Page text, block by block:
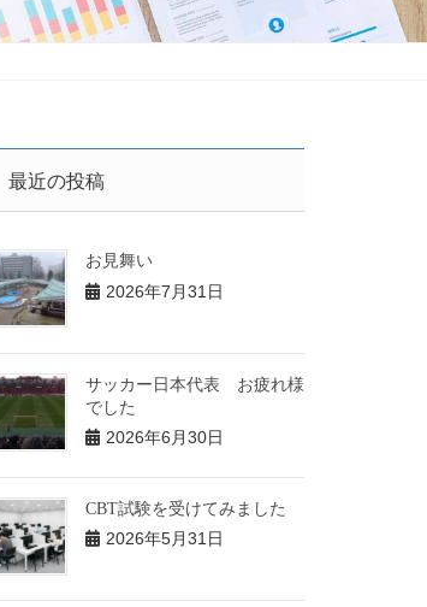
最近の投稿
お見舞い
2026年7月31日
サッカー日本代表 お疲れ様
でした
2026年6月30日
CBT試験を受けてみました
2026年5月31日